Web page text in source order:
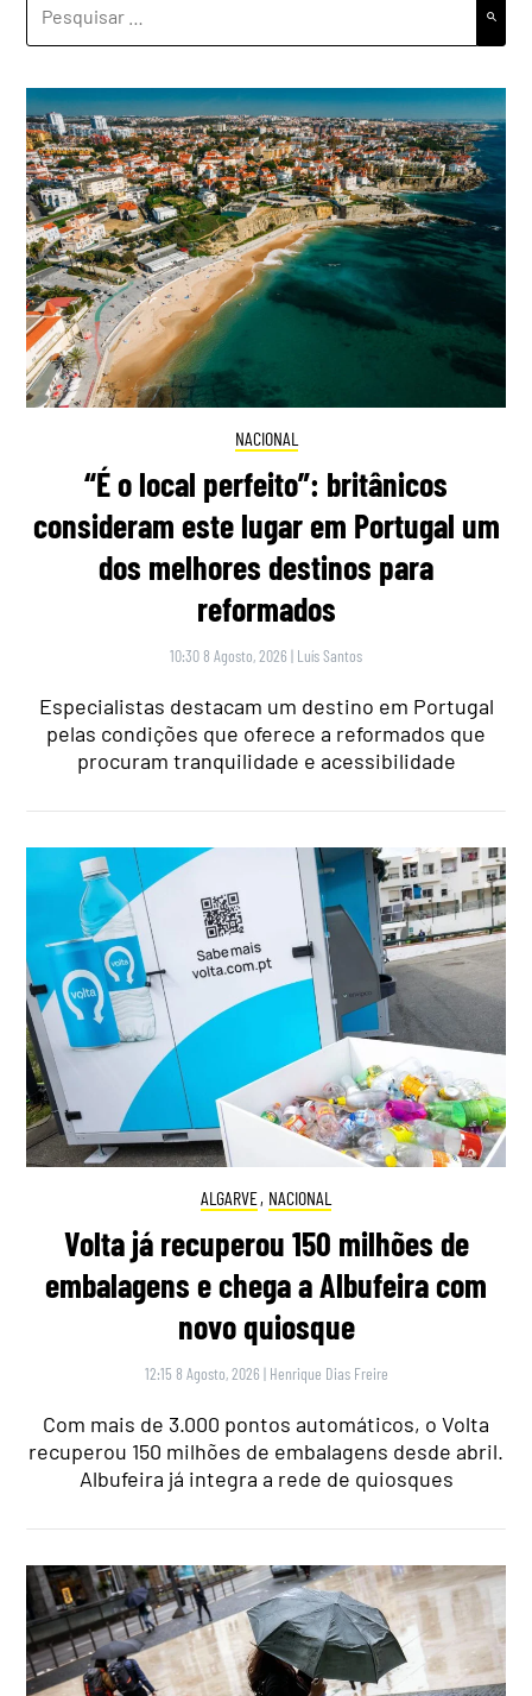
NACIONAL
“É o local perfeito”: britânicos
consideram este lugar em Portugal um
dos melhores destinos para
reformados
10:30 8 Agosto, 2026 | Luís Santos
Especialistas destacam um destino em Portugal
pelas condições que oferece a reformados que
procuram tranquilidade e acessibilidade
ALGARVE, NACIONAL
Volta já recuperou 150 milhões de
embalagens e chega a Albufeira com
novo quiosque
12:15 8 Agosto, 2026 | Henrique Dias Freire
Com mais de 3.000 pontos automáticos, o Volta
recuperou 150 milhões de embalagens desde abril.
Albufeira já integra a rede de quiosques